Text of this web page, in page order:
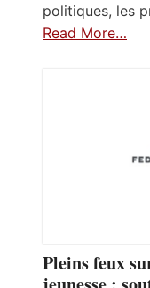
politiques, les
Read More…
Pleins feux